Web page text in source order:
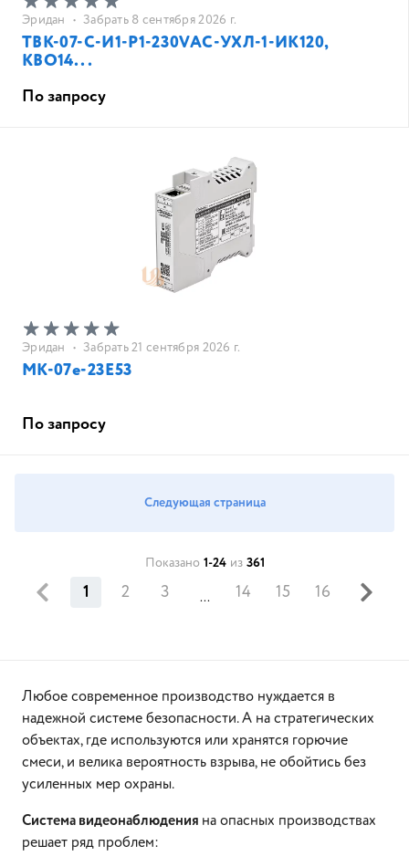
Эридан • Забрать 8 сентября 2026 г.
ТВК-07-C-И1-Р1-230VAC-УХЛ-1-ИК120,
КВО14...
По запросу
Эридан • Забрать 21 сентября 2026 г.
МК-07е-23Е53
По запросу
Следующая страница
Показано 1-24 из 361
1 2 3 ... 14 15 16
Любое современное производство нуждается в
надежной системе безопасности. А на стратегических
объектах, где используются или хранятся горючие
смеси, и велика вероятность взрыва, не обойтись без
усиленных мер охраны.
Система видеонаблюдения на опасных производствах
решает ряд проблем: